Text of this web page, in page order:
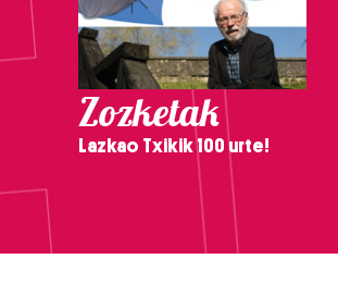
Zozketak
Lazkao Txikik 100 urte!